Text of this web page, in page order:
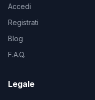
Accedi
Registrati
Blog
F.A.Q.
Legale